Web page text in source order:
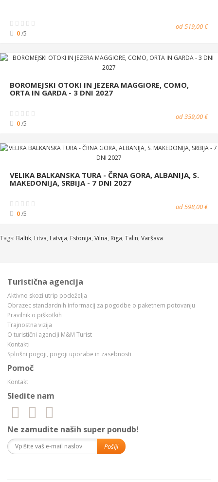
0/5
od 519,00 €
BOROMEJSKI OTOKI IN JEZERA MAGGIORE, COMO,
ORTA IN GARDA - 3 DNI 2027
0/5
od 359,00 €
VELIKA BALKANSKA TURA - ČRNA GORA, ALBANIJA, S.
MAKEDONIJA, SRBIJA - 7 DNI 2027
0/5
od 598,00 €
Tags: Baltik, Litva, Latvija, Estonija, Vilna, Riga, Talin, Varšava
Turistična agencija
Aktivno skozi utrip podeželja
Obrazec standardnih informacij za pogodbe o paketnem potovanju
Pravilnik o piškotkih
Trajnostna vizija
O turistični agenciji M&M Turist
Kontakti
Splošni pogoji, pogoji uporabe in zasebnosti
Pomoč
Kontakt
Sledite nam
Ne zamudite naših super ponudb!